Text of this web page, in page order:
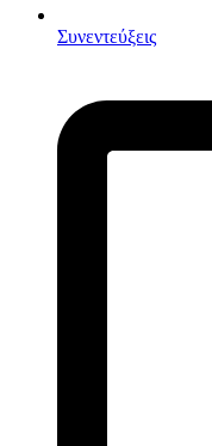
Συνεντεύξεις